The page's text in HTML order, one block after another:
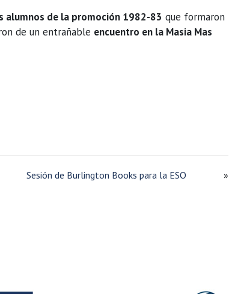
alumnos de la promoción 1982-83 que formaron
de un entrañable encuentro en la Masia Mas
Sesión de Burlington Books para la ESO »